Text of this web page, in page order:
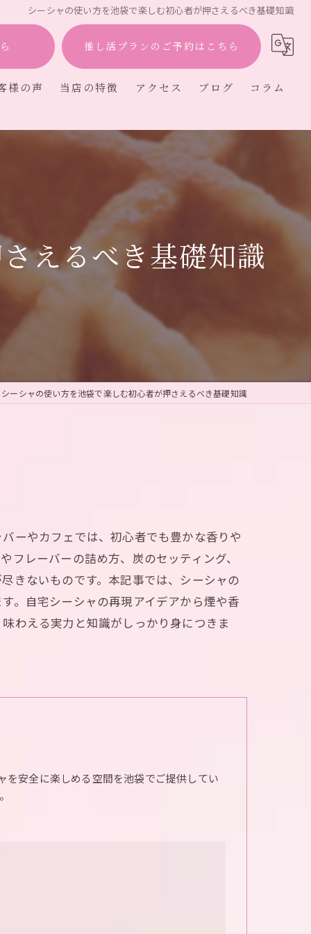
シーシャの使い方を池袋で楽しむ初心者が押さえるべき基礎知識
推し活プランのご予約はこちら
様の声 当店の特徴 アクセス ブログ コラム
えるべき基礎知識
シーシャの使い方を池袋で楽しむ初心者が押さえるべき基礎知識
ーやカフェでは、初心者でも豊かな香りや
レーバーの詰め方、炭のセッティング、
きないものです。本記事では、シーシャの
。自宅シーシャの再現アイデアから煙や香
わえる実力と知識がしっかり身につきま
を安全に楽しめる空間を池袋でご提供してい